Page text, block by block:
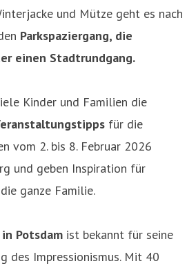
und Mütze geht es nach
Parkspaziergang, die
einen Stadtrundgang.
Kinder und Familien die
für die
vom 2. bis 8. Februar 2026
und geben Inspiration für
ganze Familie.
Potsdam ist bekannt für seine
des Impressionismus. Mit 40